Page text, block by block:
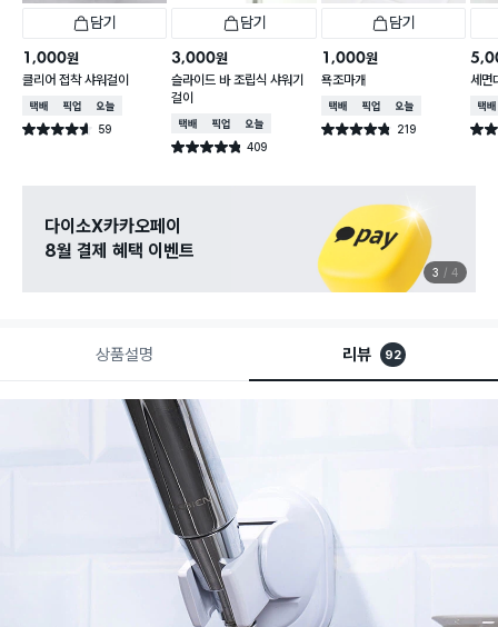
담기
1,000원
클리어 접착 샤워걸이
택배배송매장픽업오늘배송
별점 4.6점 59
건 작성
담기
3,000원
슬라이드 바 조립식 샤워기
걸이
택배배송매장픽업오늘배송
별점 4.8점 409
건 작성
담기
1,000원
욕조마개
택배배송매장픽업오늘배송
별점 4.8점 219
건 작성
세면
택배
별점
다이소X카카오페이
8월 결제 혜택 이벤트
3 4
상품설명 리뷰 92